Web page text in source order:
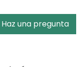
Haz una pregunta